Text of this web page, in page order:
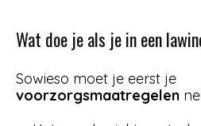
Wat doe je als je in een
Sowieso moet je eerst je
voorzorgsmaatregelen